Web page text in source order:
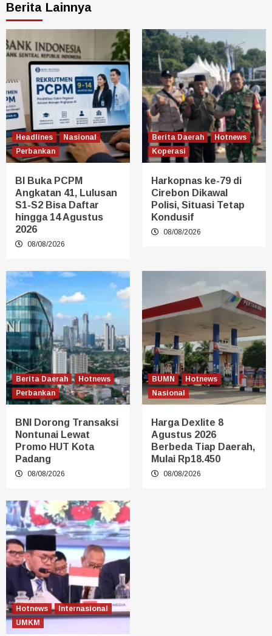
Berita Lainnya
Headlines
Nasional
Perbankan
BI Buka PCPM
Angkatan 41, Lulusan
S1-S2 Bisa Daftar
hingga 14 Agustus
2026
08/08/2026
Berita Daerah
Hotnews
Koperasi
Harkopnas ke-79 di
Cirebon Dikawal
Polisi, Situasi Tetap
Kondusif
08/08/2026
Berita Daerah
Hotnews
Perbankan
BNI Dorong Transaksi
Nontunai Lewat
Promo HUT Kota
Padang
08/08/2026
BUMN
Hotnews
Nasional
Harga Dexlite 8
Agustus 2026
Berbeda Tiap Daerah,
Mulai Rp18.450
08/08/2026
Hotnews
Internasional
UMKM